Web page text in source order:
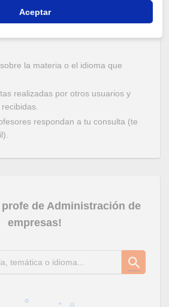
clases para aprender
la materia o el idioma que
realizadas por otros usuarios y
respondan a tu consulta (te
profe de Administración de
empresas!
Aceptar